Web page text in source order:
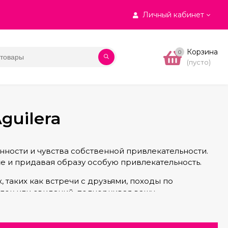
Личный кабинет
0 Корзина
(пусто)
и чувства собственной привлекательности.
придавая образу особую привлекательность.
как встречи с друзьями, походы по
или свиданий, подчеркивая вашу
которые ценят свободу и харизму. Это аромат